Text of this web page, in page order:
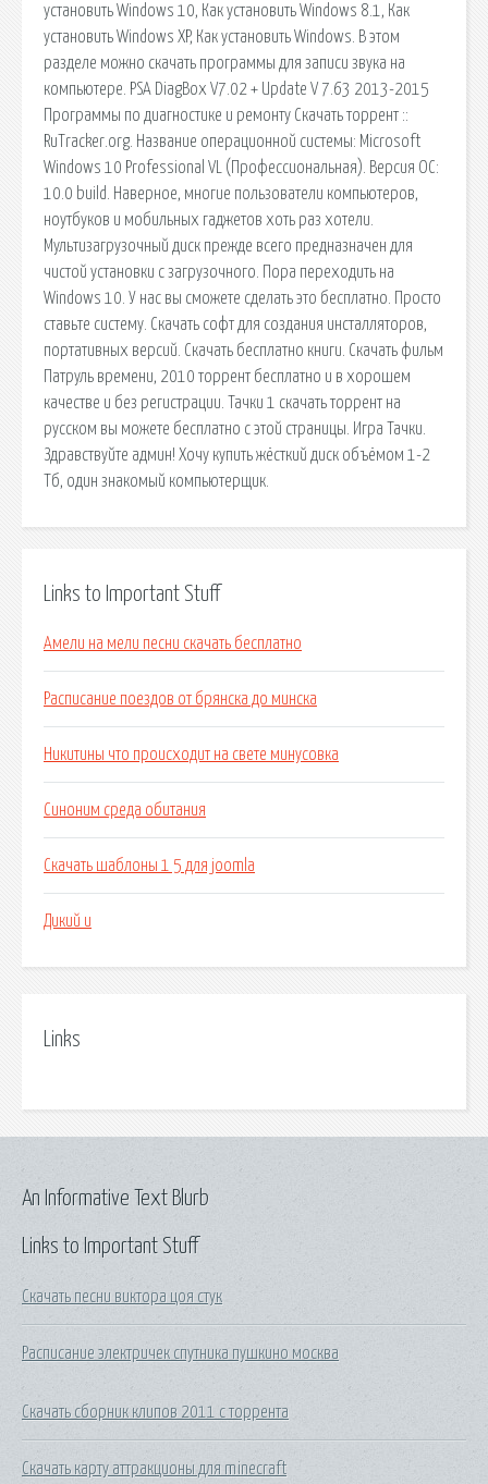
установить Windows 10, Как установить Windows 8.1, Как
установить Windows XP, Как установить Windows. В этом
разделе можно скачать программы для записи звука на
компьютере. PSA DiagBox V7.02 + Update V 7.63 2013-2015
Программы по диагностике и ремонту Скачать торрент ::
RuTracker.org. Название операционной системы: Microsoft
Windows 10 Professional VL (Профессиональная). Версия ОС:
10.0 build. Наверное, многие пользователи компьютеров,
ноутбуков и мобильных гаджетов хоть раз хотели.
Мультизагрузочный диск прежде всего предназначен для
чистой установки с загрузочного. Пора переходить на
Windows 10. У нас вы сможете сделать это бесплатно. Просто
ставьте систему. Скачать софт для создания инсталляторов,
портативных версий. Скачать бесплатно книги. Скачать фильм
Патруль времени, 2010 торрент бесплатно и в хорошем
качестве и без регистрации. Тачки 1 скачать торрент на
русском вы можете бесплатно с этой страницы. Игра Тачки.
Здравствуйте админ! Хочу купить жёсткий диск объёмом 1-2
Тб, один знакомый компьютерщик.
Links to Important Stuff
Амели на мели песни скачать бесплатно
Расписание поездов от брянска до минска
Никитины что происходит на свете минусовка
Синоним среда обитания
Скачать шаблоны 1 5 для joomla
Дикий и
Links
Links to Important Stuff
Скачать песни виктора цоя стук
Расписание электричек спутника пушкино москва
Скачать сборник клипов 2011 с торрента
Скачать карту аттракционы для minecraft
An Informative Text Blurb